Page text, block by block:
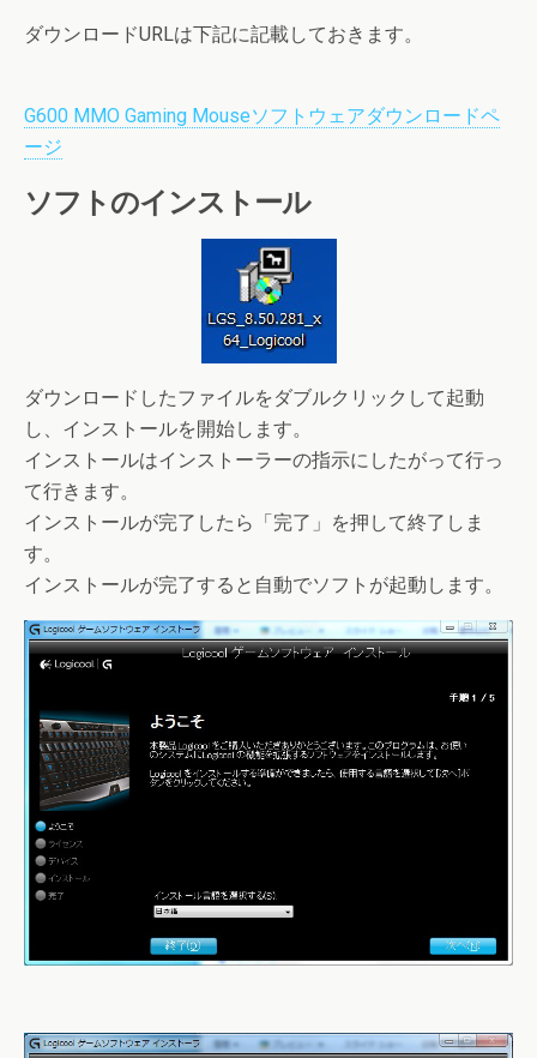
ダウンロードURLは下記に記載しておきます。
G600 MMO Gaming Mouseソフトウェアダウンロードペ
ージ
ソフトのインストール
ダウンロードしたファイルをダブルクリックして起動
し、インストールを開始します。
インストールはインストーラーの指示にしたがって行っ
て行きます。
インストールが完了したら「完了」を押して終了しま
す。
インストールが完了すると自動でソフトが起動します。